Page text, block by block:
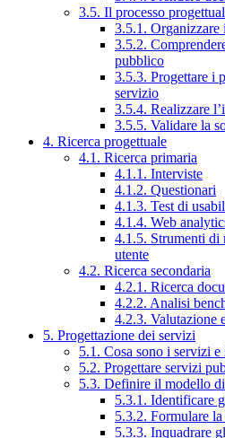
3.5. Il processo
3.5.1. Organizzare
3.5.2.
pubblico
3.5.3. Progettare i
servizio
3.5.4. Realizzare
3.5.5. Validare la
4. Ricerca progettuale
4.1. Ricerca primaria
4.1.1. Interviste
4.1.2. Questionari
4.1.3. Test di
4.1.4. Web
4.1.5. Strumenti di
utente
4.2. Ricerca secondaria
4.2.1. Ricerca
4.2.2. Analisi
4.2.3. Valutazione
5. Progettazione dei servizi
5.1. Cosa sono i servizi
5.2. Progettare servizi
5.3. Definire il modello
5.3.1. Identificare
5.3.2. Formulare
5.3.3. Inquadrare